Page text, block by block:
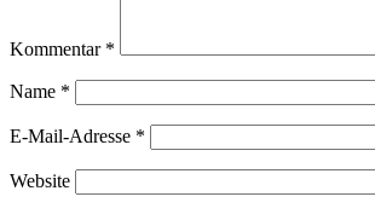
Kommentar *
Name *
E-Mail-Adresse *
Website